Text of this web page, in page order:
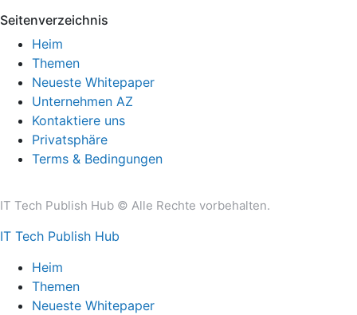
Seitenverzeichnis
Heim
Themen
Neueste Whitepaper
Unternehmen AZ
Kontaktiere uns
Privatsphäre
Terms & Bedingungen
IT Tech Publish Hub © Alle Rechte vorbehalten.
IT Tech Publish Hub
Heim
Themen
Neueste Whitepaper